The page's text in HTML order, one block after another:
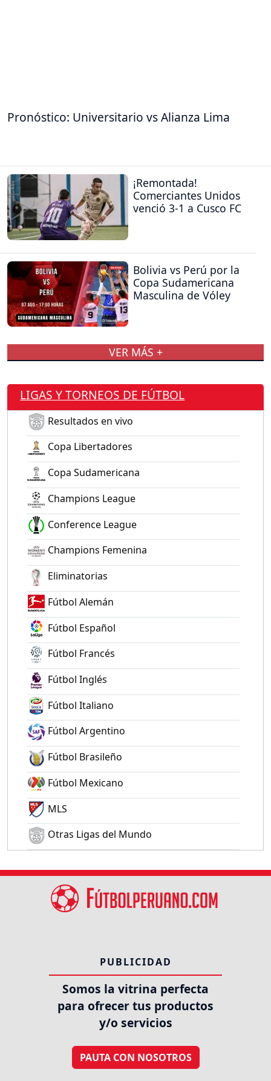
Pronóstico: Universitario vs Alianza Lima
¡Remontada!
Comerciantes Unidos
venció 3-1 a Cusco FC
Bolivia vs Perú por la
Copa Sudamericana
Masculina de Vóley
VER MÁS +
LIGAS Y TORNEOS DE FÚTBOL
Resultados en vivo
Copa Libertadores
Copa Sudamericana
Champions League
Conference League
Champions Femenina
Eliminatorias
Fútbol Alemán
Fútbol Español
Fútbol Francés
Fútbol Inglés
Fútbol Italiano
Fútbol Argentino
Fútbol Brasileño
Fútbol Mexicano
MLS
Otras Ligas del Mundo
PUBLICIDAD
Somos la vitrina perfecta
para ofrecer tus productos
y/o servicios
PAUTA CON NOSOTROS